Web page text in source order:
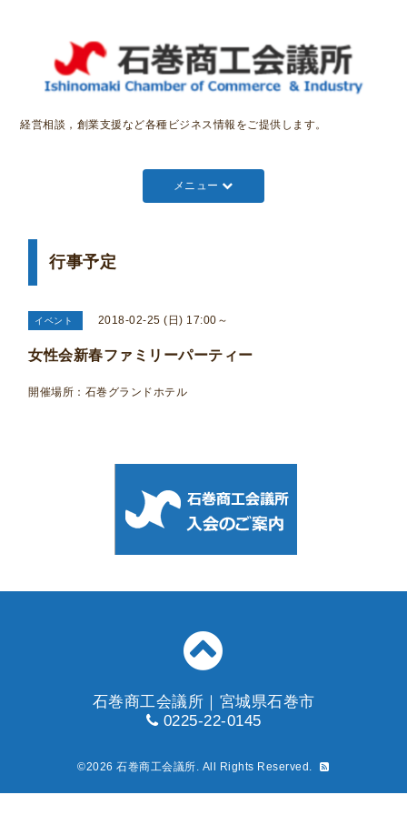
経営相談，創業支援など各種ビジネス情報をご提供します。
メニュー
行事予定
イベント 2018-02-25 (日) 17:00～
女性会新春ファミリーパーティー
開催場所：石巻グランドホテル
石巻商工会議所｜宮城県石巻市
0225-22-0145
©2026石巻商工会議所. All Rights Reserved.